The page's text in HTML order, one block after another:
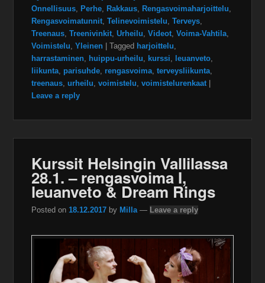
Onnellisuus
Perhe Rakkaus Rengasvoimaharjoittelu
Rengasvoimatunnit ,Telinevoimistelu ,Terveys
Treenaus ,Treenivinkit ,Urheilu ,Videot ,Voima-Vahtila
Voimistelu ,Yleinen |Tagged harjoittelu
harrastaminen
huippu-urheilu kurssi leuanveto
liikunta parisuhde rengasvoima ,terveysliikunta
treenaus ,urheilu ,voimistelu ,voimistelurenkaat
Leave a reply
Kurssit Helsingin Vallilassa
28.1. – rengasvoima I,
leuanveto & Dream Rings
Posted on 18.12.2017 by Milla — Leave a reply